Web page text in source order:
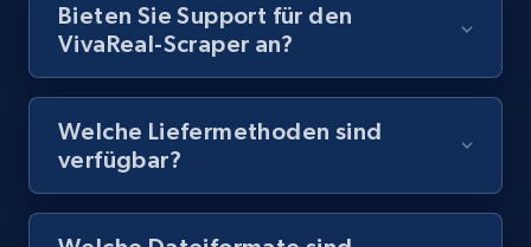
URL, Title, Youtuber, Youtuber md5, Video url,
Video length, Likes, Views, and more.
Bieten Sie Support für den
VivaReal-Scraper an?
Welche Liefermethoden sind
verfügbar?